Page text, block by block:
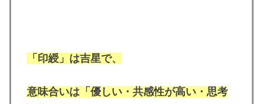
「印綬」は吉星で、
意味合いは「優しい・共感性が高い・思考